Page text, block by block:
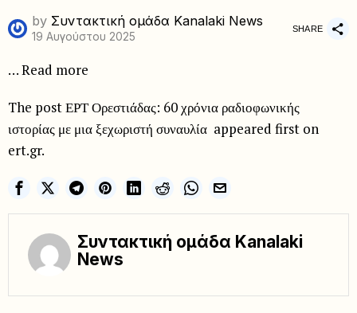
by Συντακτική ομάδα Kanalaki News
19 Αυγούστου 2025
SHARE
… Read more
The post ΕΡΤ Ορεστιάδας: 60 χρόνια ραδιοφωνικής
ιστορίας με μια ξεχωριστή συναυλία appeared first on
ert.gr.
Συντακτική ομάδα Kanalaki
News